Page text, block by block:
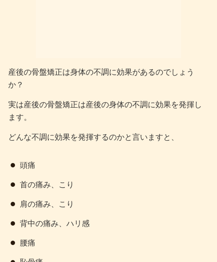
産後の骨盤矯正は身体の不調に効果があるのでしょう
か？
実は産後の骨盤矯正は産後の身体の不調に効果を発揮し
ます。
どんな不調に効果を発揮するのかと言いますと、
頭痛
首の痛み、こり
肩の痛み、こり
背中の痛み、ハリ感
腰痛